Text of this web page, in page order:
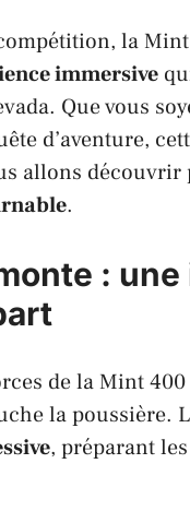
la
immersive
. Que vous
d’aventure,
allons
.
:
de laMint 400
la poussière.
, préparant